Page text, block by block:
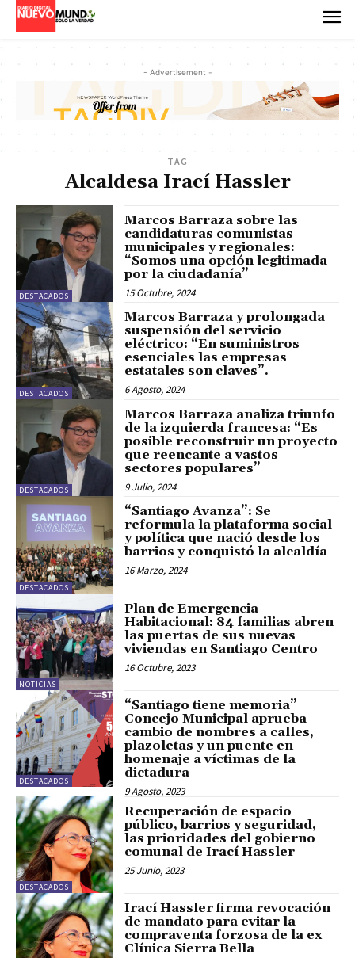
- Advertisement -
TAG
Alcaldesa Irací Hassler
DESTACADOS
Marcos Barraza sobre las
candidaturas comunistas
municipales y regionales:
“Somos una opción legitimada
por la ciudadanía”
15 Octubre, 2024
DESTACADOS
Marcos Barraza y prolongada
suspensión del servicio
eléctrico: “En suministros
esenciales las empresas
estatales son claves”.
6 Agosto, 2024
DESTACADOS
Marcos Barraza analiza triunfo
de la izquierda francesa: “Es
posible reconstruir un proyecto
que reencante a vastos
sectores populares”
9 Julio, 2024
DESTACADOS
“Santiago Avanza”: Se
reformula la plataforma social
y política que nació desde los
barrios y conquistó la alcaldía
16 Marzo, 2024
NOTICIAS
Plan de Emergencia
Habitacional: 84 familias abren
las puertas de sus nuevas
viviendas en Santiago Centro
16 Octubre, 2023
DESTACADOS
“Santiago tiene memoria”
Concejo Municipal aprueba
cambio de nombres a calles,
plazoletas y un puente en
homenaje a víctimas de la
dictadura
9 Agosto, 2023
DESTACADOS
Recuperación de espacio
público, barrios y seguridad,
las prioridades del gobierno
comunal de Irací Hassler
25 Junio, 2023
Irací Hassler firma revocación
de mandato para evitar la
compraventa forzosa de la ex
Clínica Sierra Bella